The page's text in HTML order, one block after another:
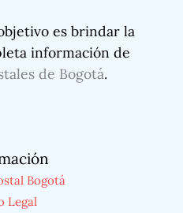
es brindar la
información de
de Bogotá.
Bogotá
Legal